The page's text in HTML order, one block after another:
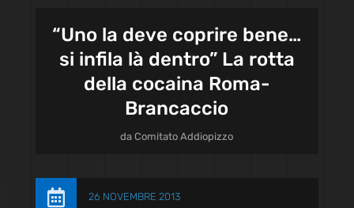
“Uno la deve coprire bene…
si infila là dentro” La rotta
della cocaina Roma-
Brancaccio
daComitato Addiopizzo
 26 NOVEMBRE 2013